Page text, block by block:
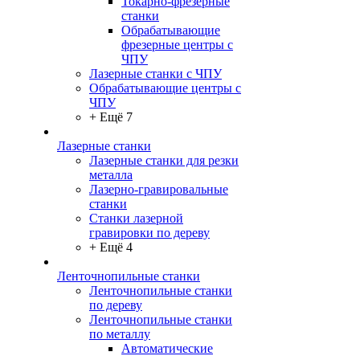
станки
Обрабатывающие
фрезерные центры с
ЧПУ
Лазерные станки с ЧПУ
Обрабатывающие центры с
ЧПУ
+ Ещё 7
Лазерные станки
Лазерные станки для резки
металла
Лазерно-гравировальные
станки
Станки лазерной
гравировки по дереву
+ Ещё 4
Ленточнопильные станки
Ленточнопильные станки
по дереву
Ленточнопильные станки
по металлу
Автоматические